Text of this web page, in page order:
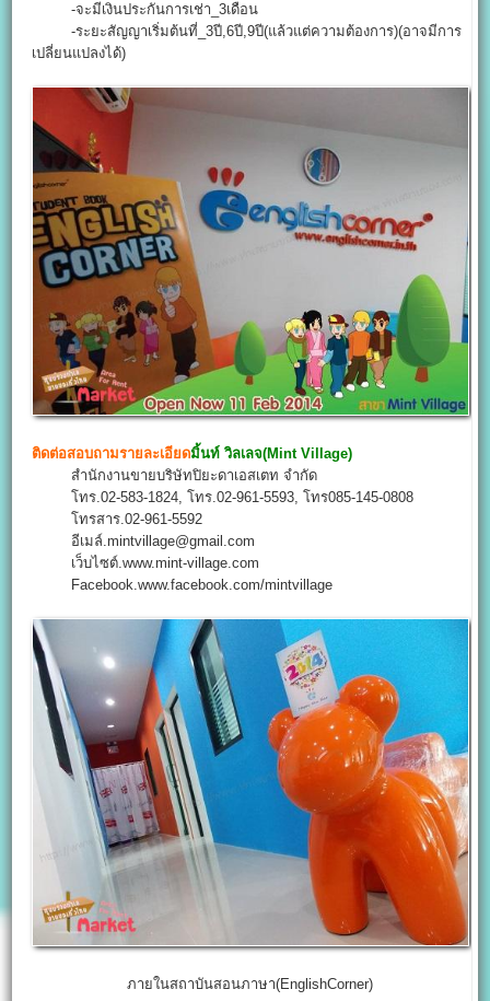
-จะมีเงินประกันการเช่า_3เดือน
-ระยะสัญญาเริ่มต้นที่_3ปี,6ปี,9ปี(แล้วแต่ความต้องการ)(อาจมีการ
เปลี่ยนแปลงได้)
ติดต่อสอบถามรายละเอียดมิ้นท์ วิลเลจ(Mint Village)
สำนักงานขายบริษัทปิยะดาเอสเตท จำกัด
โทร.02-583-1824, โทร.02-961-5593, โทร085-145-0808
โทรสาร.02-961-5592
อีเมล์.mintvillage@gmail.com
เว็บไซต์.www.mint-village.com
Facebook.www.facebook.com/mintvillage
ภายในสถาบันสอนภาษา(EnglishCorner)